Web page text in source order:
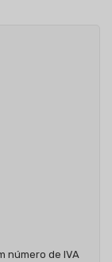
número de IVA